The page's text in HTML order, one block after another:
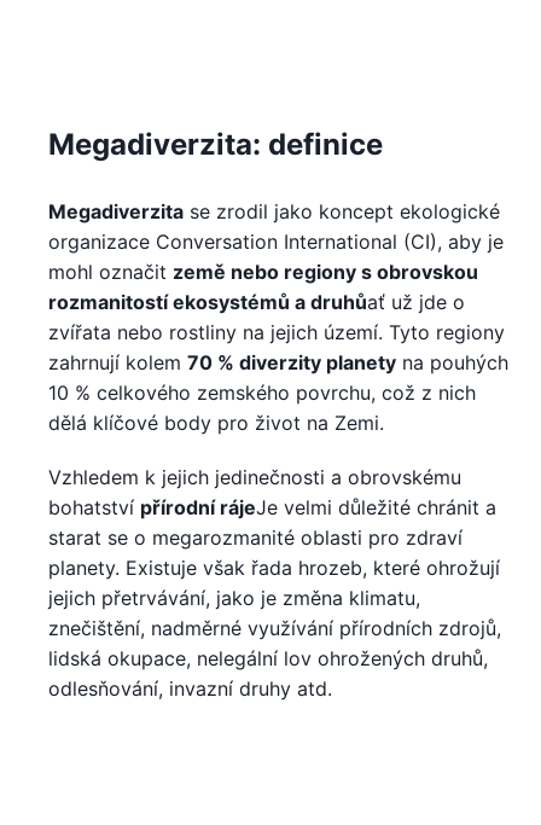
Megadiverzita: definice
Megadiverzita se zrodil jako koncept ekologické
organizace Conversation International (CI), aby je
mohl označit země nebo regiony s obrovskou
rozmanitostí ekosystémů a druhůať už jde o
zvířata nebo rostliny na jejich území. Tyto regiony
zahrnují kolem 70 % diverzity planety na pouhých
10 % celkového zemského povrchu, což z nich
dělá klíčové body pro život na Zemi.
Vzhledem k jejich jedinečnosti a obrovskému
bohatství přírodní rájeJe velmi důležité chránit a
starat se o megarozmanité oblasti pro zdraví
planety. Existuje však řada hrozeb, které ohrožují
jejich přetrvávání, jako je změna klimatu,
znečištění, nadměrné využívání přírodních zdrojů,
lidská okupace, nelegální lov ohrožených druhů,
odlesňování, invazní druhy atd.